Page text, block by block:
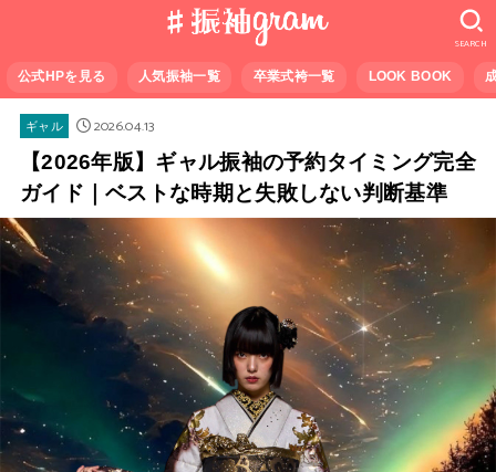
公式HPを見る 人気振袖一覧 卒業式袴一覧 LOOK BOOK
SEARCH
ギャル
2026.04.13
【2026年版】ギャル振袖の予約タイミング完全
ガイド｜ベストな時期と失敗しない判断基準